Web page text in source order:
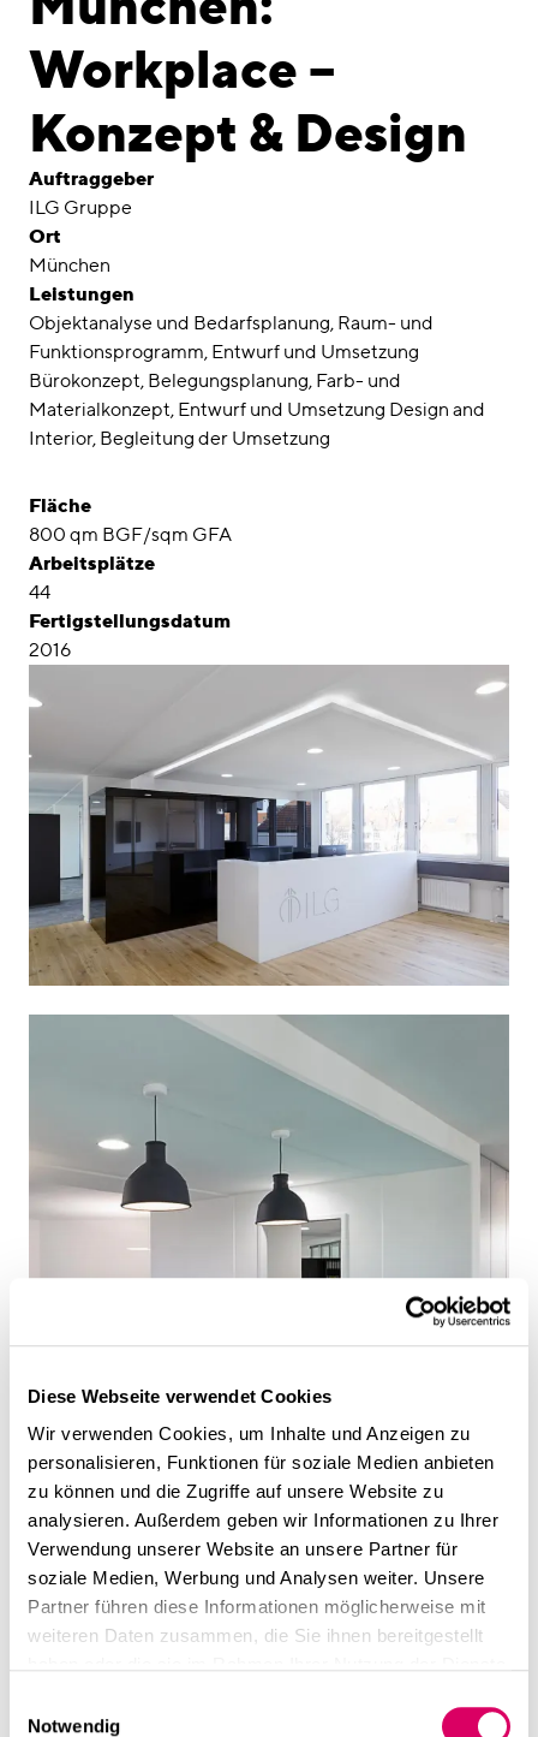
Diese Webseite verwendet Cookies
Wir verwenden Cookies, um Inhalte und Anzeigen zu
personalisieren, Funktionen für soziale Medien anbieten
zu können und die Zugriffe auf unsere Website zu
analysieren. Außerdem geben wir Informationen zu Ihrer
Verwendung unserer Website an unsere Partner für
soziale Medien, Werbung und Analysen weiter. Unsere
Partner führen diese Informationen möglicherweise mit
weiteren Daten zusammen, die Sie ihnen bereitgestellt
Notwendig
Awards
Karriere
Standorte
linkedininstagram
Deutsch
English
Impressum
Datenschutz
Workplace –
Konzept & Design
Auftraggeber
ILG Gruppe
Ort
München
Leistungen
Objektanalyse und Bedarfsplanung, Raum- und
Funktionsprogramm, Entwurf und Umsetzung
Bürokonzept, Belegungsplanung, Farb- und
Materialkonzept, Entwurf und Umsetzung Design and
Interior, Begleitung der Umsetzung
Fläche
800 qm BGF/sqm GFA
Arbeitsplätze
44
Fertigstellungsdatum
2016